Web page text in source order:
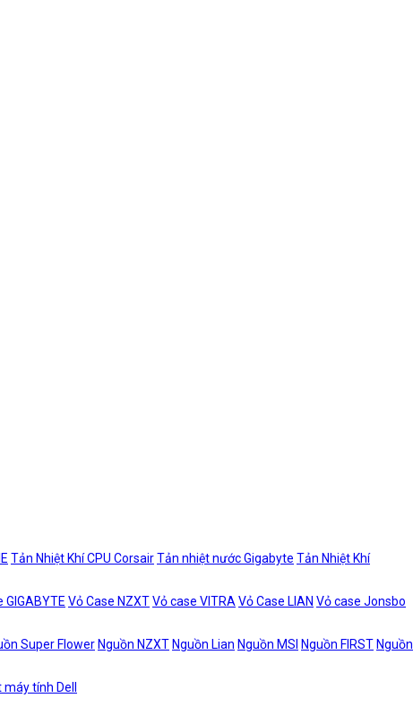
Tản Nhiệt Khí CPU CorsairTản nhiệt nước Gigabyte Tản Nhiệt Khí
GIGABYTE Vỏ Case NZXTVỏ case VITRA Vỏ Case LIAN Vỏ case Jonsbo
Super Flower Nguồn NZXT Nguồn Lian Nguồn MSI Nguồn FIRST Nguồn
tính Dell